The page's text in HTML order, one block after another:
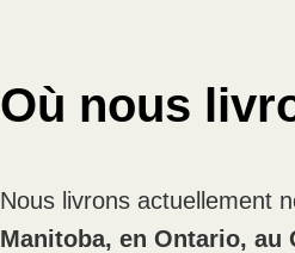
Où nous
Nous livrons actuellement
Manitoba, en Ontario, au